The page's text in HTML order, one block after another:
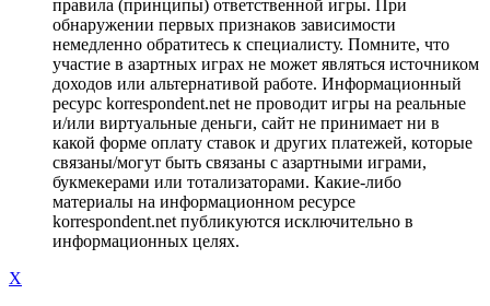
правила (принципы) ответственной игры. При
обнаружении первых признаков зависимости
немедленно обратитесь к специалисту. Помните, что
участие в азартных играх не может являться источником
доходов или альтернативой работе. Информационный
ресурс korrespondent.net не проводит игры на реальные
и/или виртуальные деньги, сайт не принимает ни в
какой форме оплату ставок и других платежей, которые
связаны/могут быть связаны с азартными играми,
букмекерами или тотализаторами. Какие-либо
материалы на информационном ресурсе
korrespondent.net публикуются исключительно в
информационных целях.
X